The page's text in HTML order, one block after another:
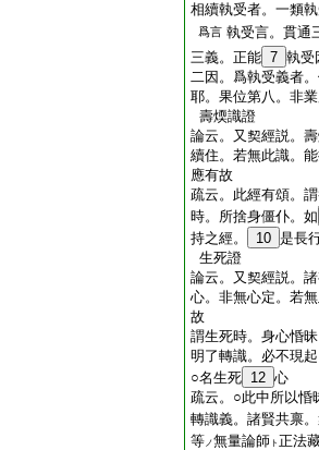
相續執受者。一類
爲言 執受言。貫通
三義。正能 7 執受
二因。爲執受義者
耶。果位第八。非
壽煗識證
論云。又契經説。
續住。若無此識。
應有故
疏云。此經有頌。
時。所捨身僵仆。如
持之經。
10 是長
生死證
論云。又契經説。
心。非無心定。若
故
謂生死時。身心惛
明了轉識。必不現
○名生死 12 心
疏云。○此中所以惛
轉識義。諸賢共禀
等ノ無量論師 ト 正法